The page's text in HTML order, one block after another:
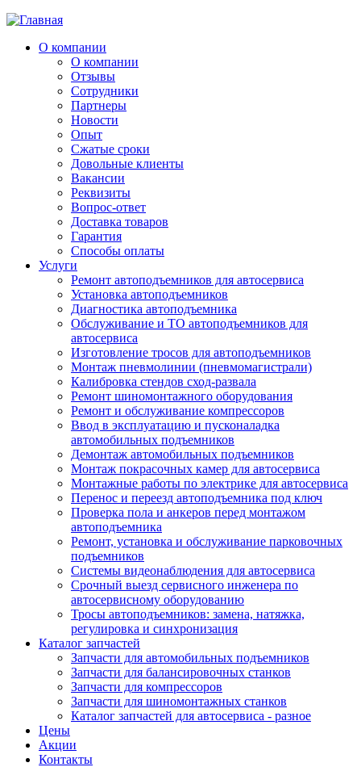
О компании
О компании
Отзывы
Сотрудники
Партнеры
Новости
Опыт
Сжатые сроки
Довольные клиенты
Вакансии
Реквизиты
Вопрос-ответ
Доставка товаров
Гарантия
Способы оплаты
Услуги
Ремонт автоподъемников для автосервиса
Установка автоподъемников
Диагностика автоподъемника
Обслуживание и ТО автоподъемников для
автосервиса
Изготовление тросов для автоподъемников
Монтаж пневмолинии (пневмомагистрали)
Калибровка стендов сход-развала
Ремонт шиномонтажного оборудования
Ремонт и обслуживание компрессоров
Ввод в эксплуатацию и пусконаладка
автомобильных подъемников
Демонтаж автомобильных подъемников
Монтаж покрасочных камер для автосервиса
Монтажные работы по электрике для автосервиса
Перенос и переезд автоподъемника под ключ
Проверка пола и анкеров перед монтажом
автоподъемника
Ремонт, установка и обслуживание парковочных
подъемников
Системы видеонаблюдения для автосервиса
Срочный выезд сервисного инженера по
автосервисному оборудованию
Тросы автоподъемников: замена, натяжка,
регулировка и синхронизация
Каталог запчастей
Запчасти для автомобильных подъемников
Запчасти для балансировочных станков
Запчасти для компрессоров
Запчасти для шиномонтажных станков
Каталог запчастей для автосервиса - разное
Цены
Акции
Контакты